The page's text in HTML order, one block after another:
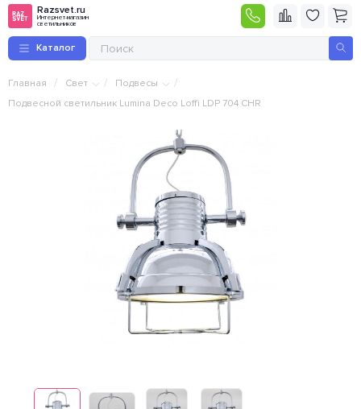
Razsvet.ru
Интернет-магазин
светильников
Каталог
Главная / Свет / Подвесы /
Подвесной светильник Lumina Deco Loffi LDP 704 CHR